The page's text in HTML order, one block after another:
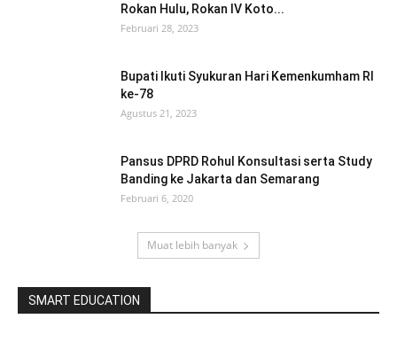
Rokan Hulu, Rokan IV Koto...
Februari 28, 2023
Bupati Ikuti Syukuran Hari Kemenkumham RI
ke-78
Agustus 21, 2023
Pansus DPRD Rohul Konsultasi serta Study
Banding ke Jakarta dan Semarang
Februari 6, 2020
Muat lebih banyak
SMART EDUCATION